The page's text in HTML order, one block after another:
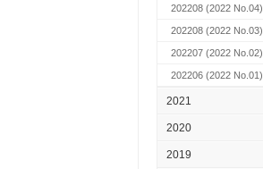
202208 (2022 No.04)
202208 (2022 No.03)
202207 (2022 No.02)
202206 (2022 No.01)
2021
2020
2019